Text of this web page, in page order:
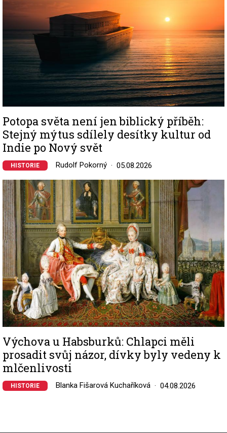
Potopa světa není jen biblický příběh:
Stejný mýtus sdílely desítky kultur od
Indie po Nový svět
HISTORIE Rudolf Pokorný 05.08.2026
Image
Výchova u Habsburků: Chlapci měli
prosadit svůj názor, dívky byly vedeny k
mlčenlivosti
HISTORIE Blanka Fišarová Kuchaříková 04.08.2026